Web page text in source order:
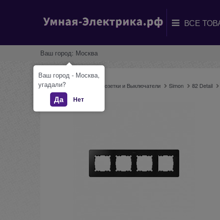
Ваш город: Москва
Главная Розетки и Выключатели Simon 82 Detail
Ваш город - Москва,
угадали?
Да Нет